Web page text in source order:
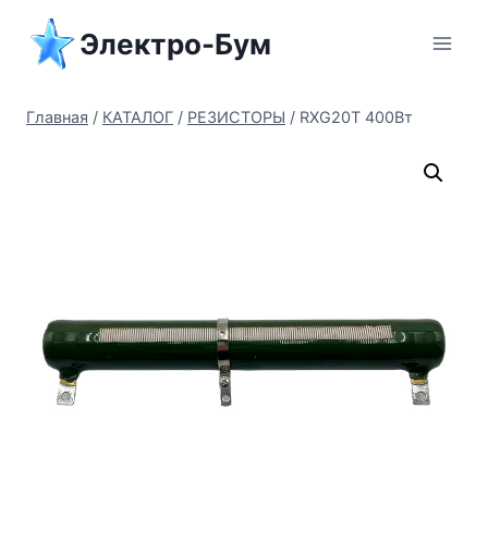
Перейти
содержимому
Электро-Бум
Главная / КАТАЛОГ / РЕЗИСТОРЫ / RXG20T 400Вт